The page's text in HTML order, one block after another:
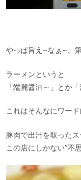
やっぱ旨え~なぁ~、第
ラーメンというと
「端麗醤油～」とか
これはそんなにワード
豚肉で出汁を取った
この店にしかない”不